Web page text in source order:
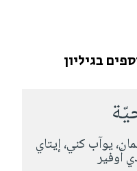
בגיליון
يوآب كني، إيتاي
أوفير